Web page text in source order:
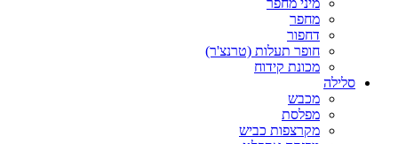
מיני מחפר
מחפר
דחפור
חופר תעלות (טרנצ'ר)
מכונת קידוח
סלילה
מכבש
מפלסת
מקרצפות כביש